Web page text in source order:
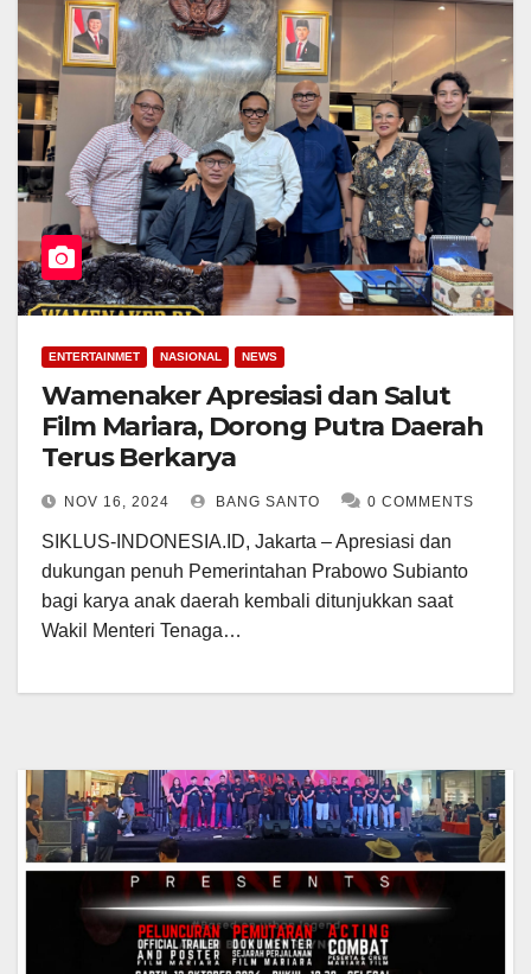
ENTERTAINMET NASIONAL NEWS
Wamenaker Apresiasi dan Salut
Film Mariara, Dorong Putra Daerah
Terus Berkarya
NOV 16, 2024 BANG SANTO 0 COMMENTS
SIKLUS-INDONESIA.ID, Jakarta – Apresiasi dan
dukungan penuh Pemerintahan Prabowo Subianto
bagi karya anak daerah kembali ditunjukkan saat
Wakil Menteri Tenaga…